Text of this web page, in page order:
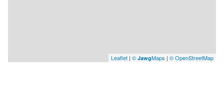
Leaflet | © JawgMaps | © OpenStreetMap